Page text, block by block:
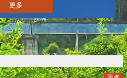
專刊
更多